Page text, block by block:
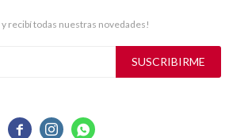
  
y recibí todas nuestras novedades!
SUSCRIBIRME